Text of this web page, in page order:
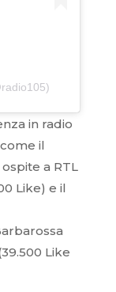
in radio
come il
a RTL
Like) e il
Like